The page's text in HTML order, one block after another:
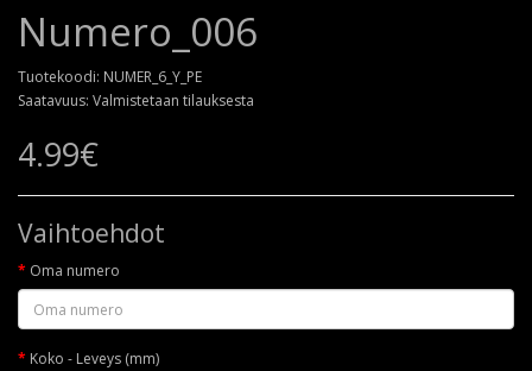
Numero_006
Tuotekoodi: NUMER_6_Y_PE
Saatavuus: Valmistetaan tilauksesta
4.99€
Vaihtoehdot
Oma numero
Koko - Leveys (mm)